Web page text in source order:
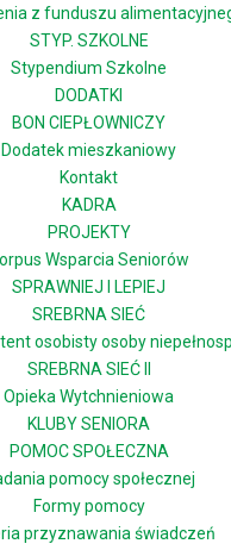
z funduszu
STYP. SZKOLNE
Stypendium Szkolne
DODATKI
BON CIEPŁOWNICZY
Dodatek mieszkaniowy
Kontakt
KADRA
PROJEKTY
Wsparcia Seniorów
SPRAWNIEJ I LEPIEJ
SREBRNA SIEĆ
osobisty osoby
SREBRNA SIEĆ II
Opieka Wytchnieniowa
KLUBY SENIORA
POMOC SPOŁECZNA
pomocy społecznej
Formy pomocy
przyznawania świadczeń